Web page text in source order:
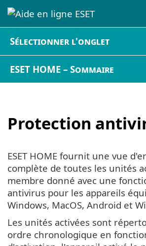
Sélectionner l'onglet
ESET HOME – Sommaire
Protection
ESET HOME fournit une vue
complète de toutes les unités
membre donné avec une
antivirus pour les appareils
Windows, MacOS, Android et
Les unités activées sont
ordre chronologique en